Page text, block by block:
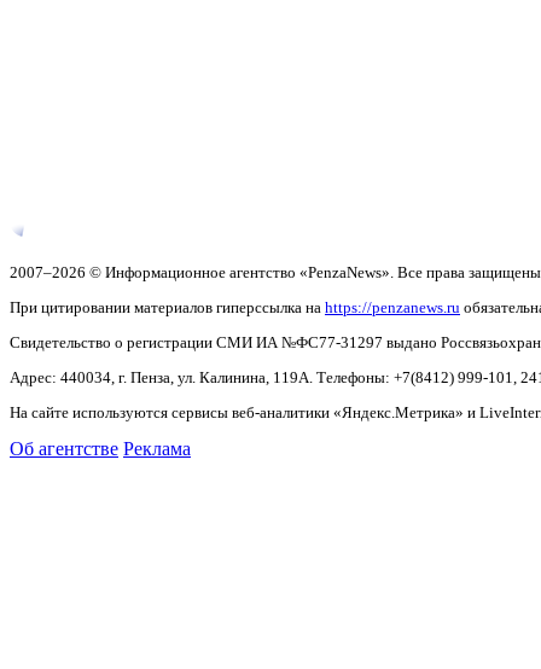
2007–2026 © Информационное агентство «PenzaNews». Все права
При цитировании материалов гиперссылка на https://penzanews.ru
Свидетельство о регистрации СМИ ИА №ФС77-31297 выдано
Адрес: 440034, г. Пенза, ул. Калинина, 119А. Телефоны: +7(8412) 999-101,
На сайте используются сервисы веб-аналитики «Яндекс.Метрика» и
Об агентстве Реклама